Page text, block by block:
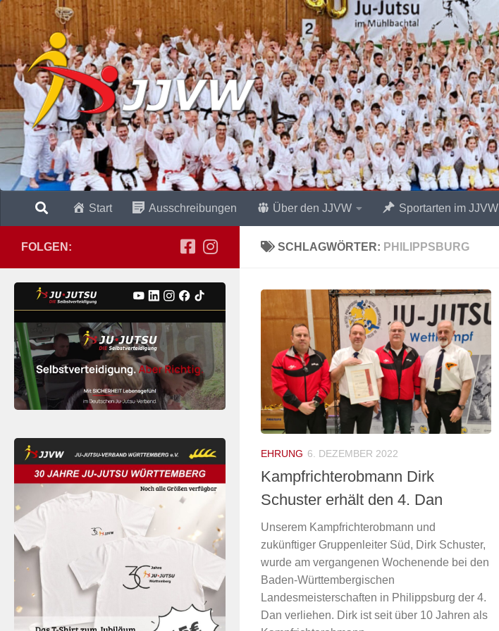
Zum Inhalt springen
Start Ausschreibungen Über den JJVW Sportarten im JJVW
SCHLAGWÖRTER: PHILIPPSBURG
EHRUNG 6. DEZEMBER 2022
Kampfrichterobmann Dirk
Schuster erhält den 4. Dan
Unserem Kampfrichterobmann und
zukünftiger Gruppenleiter Süd, Dirk Schuster,
wurde am vergangenen Wochenende bei den
Baden-Württembergischen
Landesmeisterschaften in Philippsburg der 4.
Dan verliehen. Dirk ist seit über 10 Jahren als
FOLGEN: